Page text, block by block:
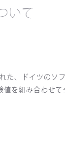
いて
た、ドイツのソ
値を組み合わせ